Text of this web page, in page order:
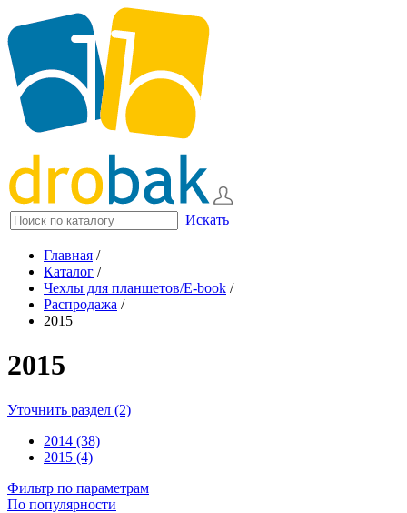
Искать
Главная /
Каталог /
Чехлы для планшетов/E-book /
Распродажа /
2015
2015
Уточнить раздел (2)
2014 (38)
2015 (4)
Фильтр по параметрам
По популярности